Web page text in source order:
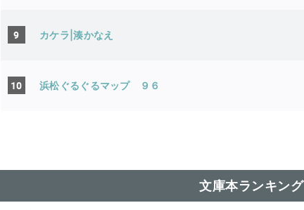
9 カケラ|湊かなえ
10 浜松ぐるぐるマップ ９６
文庫本ランキング